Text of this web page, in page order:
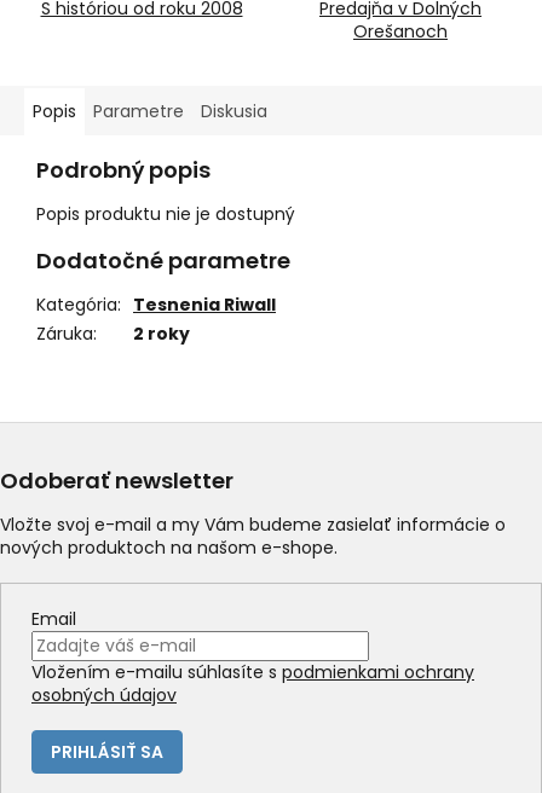
S históriou od roku 2008
Predajňa v Dolných
Orešanoch
Popis Parametre Diskusia
Podrobný popis
Popis produktu nie je dostupný
Dodatočné parametre
Kategória: Tesnenia Riwall
Záruka: 2 roky
Odoberať newsletter
Vložte svoj e-mail a my Vám budeme zasielať informácie o
nových produktoch na našom e-shope.
Email
Vložením e-mailu súhlasíte s podmienkami ochrany
osobných údajov
PRIHLÁSIŤ SA